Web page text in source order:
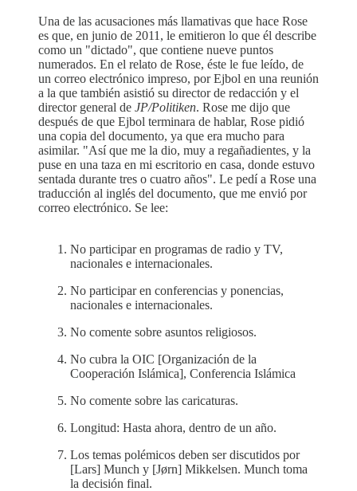
Una de las acusaciones más llamativas que hace Rose
es que, en junio de 2011, le emitieron lo que él describe
como un "dictado", que contiene nueve puntos
numerados. En el relato de Rose, éste le fue leído, de
un correo electrónico impreso, por Ejbol en una reunión
a la que también asistió su director de redacción y el
director general de JP/Politiken. Rose me dijo que
después de que Ejbol terminara de hablar, Rose pidió
una copia del documento, ya que era mucho para
asimilar. "Así que me la dio, muy a regañadientes, y la
puse en una taza en mi escritorio en casa, donde estuvo
sentada durante tres o cuatro años". Le pedí a Rose una
traducción al inglés del documento, que me envió por
correo electrónico. Se lee:
No participar en programas de radio y TV,
nacionales e internacionales.
No participar en conferencias y ponencias,
nacionales e internacionales.
No comente sobre asuntos religiosos.
No cubra la OIC [Organización de la
Cooperación Islámica], Conferencia Islámica
No comente sobre las caricaturas.
Longitud: Hasta ahora, dentro de un año.
Los temas polémicos deben ser discutidos por
[Lars] Munch y [Jørn] Mikkelsen. Munch toma
la decisión final.